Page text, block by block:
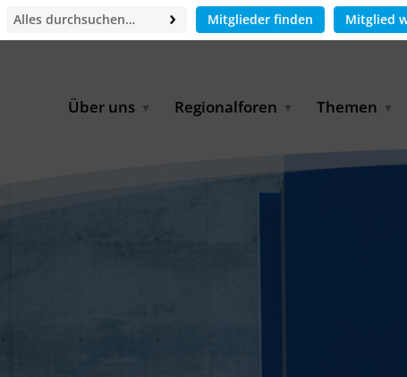
Mitglieder finden Mitglied
Über uns Regionalforen Themen